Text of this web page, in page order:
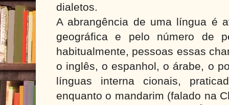
dialetos.
A abrangência de uma língua é
geográfica e pelo número de
habitualmente, pessoas essas
o inglês, o espanhol, o árabe, o
línguas interna cionais,
enquanto o mandarim (falado na